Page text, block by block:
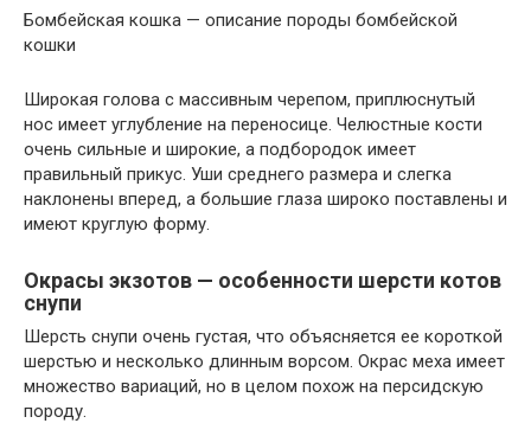
Бомбейская кошка — описание породы бомбейской
кошки
Широкая голова с массивным черепом, приплюснутый
нос имеет углубление на переносице. Челюстные кости
очень сильные и широкие, а подбородок имеет
правильный прикус. Уши среднего размера и слегка
наклонены вперед, а большие глаза широко поставлены и
имеют круглую форму.
Окрасы экзотов — особенности шерсти котов
снупи
Шерсть снупи очень густая, что объясняется ее короткой
шерстью и несколько длинным ворсом. Окрас меха имеет
множество вариаций, но в целом похож на персидскую
породу.